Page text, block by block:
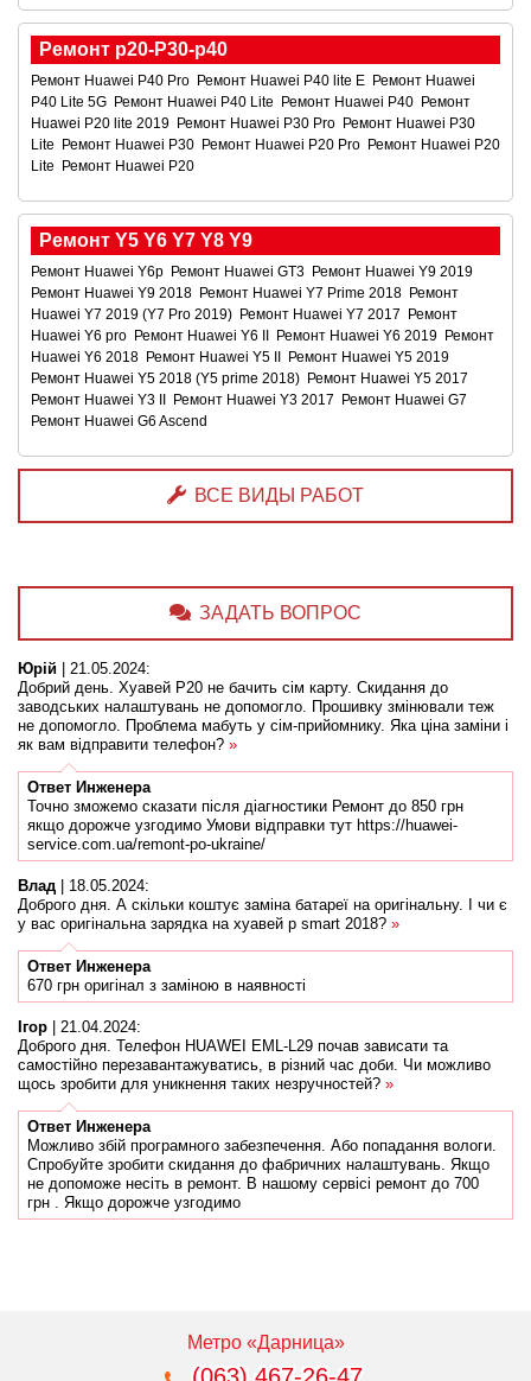
Ремонт p20-P30-p40
Ремонт Huawei P40 Pro Ремонт Huawei P40 lite E Ремонт Huawei
P40 Lite 5G Ремонт Huawei P40 Lite Ремонт Huawei P40 Ремонт
Huawei P20 lite 2019 Ремонт Huawei P30 Pro Ремонт Huawei P30
Lite Ремонт Huawei P30 Ремонт Huawei P20 Pro Ремонт Huawei P20
Lite Ремонт Huawei P20
Ремонт Y5 Y6 Y7 Y8 Y9
Ремонт Huawei Y6p Ремонт Huawei GT3 Ремонт Huawei Y9 2019
Ремонт Huawei Y9 2018 Ремонт Huawei Y7 Prime 2018 Ремонт
Huawei Y7 2019 (Y7 Pro 2019) Ремонт Huawei Y7 2017 Ремонт
Huawei Y6 pro Ремонт Huawei Y6 II Ремонт Huawei Y6 2019 Ремонт
Huawei Y6 2018 Ремонт Huawei Y5 II Ремонт Huawei Y5 2019
Ремонт Huawei Y5 2018 (Y5 prime 2018) Ремонт Huawei Y5 2017
Ремонт Huawei Y3 II Ремонт Huawei Y3 2017 Ремонт Huawei G7
Ремонт Huawei G6 Ascend
ВСЕ ВИДЫ РАБОТ
Юрій | 21.05.2024:
Добрий день. Хуавей Р20 не бачить сім карту. Скидання до
заводських налаштувань не допомогло. Прошивку змінювали теж
не допомогло. Проблема мабуть у сім-прийомнику. Яка ціна заміни і
як вам відправити телефон? »
Ответ Инженера
Точно зможемо сказати після діагностики Ремонт до 850 грн
якщо дорожче узгодимо Умови відправки тут https://huawei-
service.com.ua/remont-po-ukraine/
Влад | 18.05.2024:
Доброго дня. А скільки коштує заміна батареї на оригінальну. І чи є
у вас оригінальна зарядка на хуавей p smart 2018? »
Ответ Инженера
670 грн оригінал з заміною в наявності
Ігор | 21.04.2024:
Доброго дня. Телефон HUAWEI EML-L29 почав зависати та
самостійно перезавантажуватись, в різний час доби. Чи можливо
щось зробити для уникнення таких незручностей? »
Ответ Инженера
Можливо збій програмного забезпечення. Або попадання вологи.
Спробуйте зробити скидання до фабричних налаштувань. Якщо
не допоможе несіть в ремонт. В нашому сервісі ремонт до 700
грн . Якщо дорожче узгодимо
ЗАДАТЬ ВОПРОС
Метро «Дарница»
(063) 467-26-47